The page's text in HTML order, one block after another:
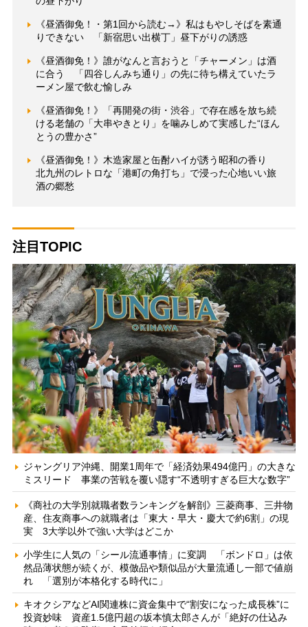
《昼酒御免！・第1回から読む→》私はもやしそばを素通
りできない 「新宿思い出横丁」昼下がりの誘惑
《昼酒御免！》誰がなんと言おうと「チャーメン」は酒
に合う 「四谷しんみち通り」の先に待ち構えていたラ
ーメン屋で飲む愉しみ
《昼酒御免！》「再開発の街・渋谷」で存在感を放ち続
ける老舗の「大串やきとり」を噛みしめて実感した“ほん
とうの豊かさ”
《昼酒御免！》木造家屋と缶酎ハイが誘う昭和の香り
北九州のレトロな「港町の角打ち」で浸った心地いい旅
酒の郷愁
注目TOPIC
ジャングリア沖縄、開業1周年で「経済効果494億円」の大きな
ミスリード 事業の苦戦を覆い隠す“不透明すぎる巨大な数字”
《商社の大学別就職者数ランキングを解剖》三菱商事、三井物
産、住友商事への就職者は「東大・早大・慶大で約6割」の現
実 3大学以外で強い大学はどこか
小学生に人気の「シール流通事情」に変調 「ボンドロ」は依
然品薄状態が続くが、模倣品や類似品が大量流通し一部で値崩
れ 「選別が本格化する時代に」
キオクシアなどAI関連株に資金集中で“割安になった成長株”に
投資妙味 資産1.5億円超の坂本慎太郎さんが「絶好の仕込み